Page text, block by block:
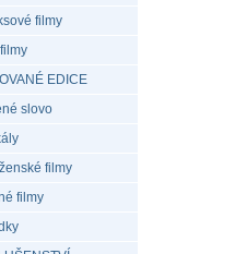
filmy
EDICE
slovo
filmy
filmy